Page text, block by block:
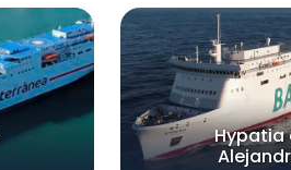
Hypatia